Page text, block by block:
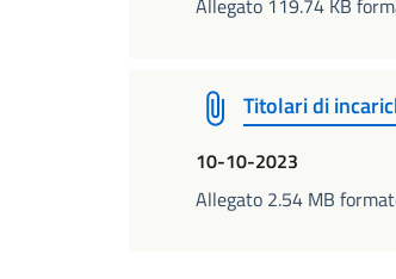
Allegato 119.74 KB
Titolari di
10-10-2023
Allegato 2.54 MB